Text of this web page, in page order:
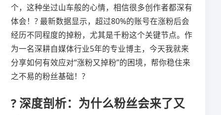
个，这种坐过山车般的心情，相信很多创作者都深有
体会！? 最新数据显示，超过80%的账号在涨粉后会
经历不同程度的掉粉，尤其是千粉这个关键节点。作
为一名深耕自媒体行业5年的专业博主，今天我就来
分享如何有效应对“涨粉又掉粉”的困境，帮你稳住来
之不易的粉丝基础！?
? 深度剖析：为什么粉丝会来了又